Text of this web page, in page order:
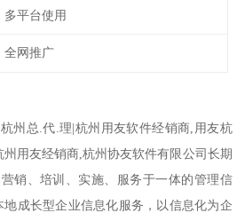
多平台使用
全网推广
州总.代.理|杭州用友软件经销商,用友杭
用友经销商,杭州协友软件有限公司长期
销、培训、实施、服务于一体的管理信
地成长型企业信息化服务，以信息化为企